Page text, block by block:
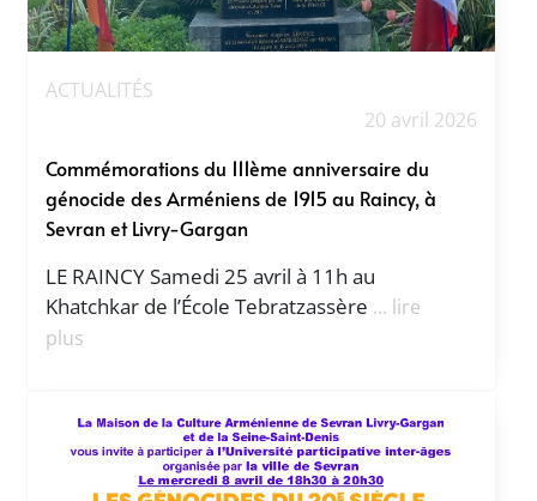
ACTUALITÉS
20 avril 2026
Commémorations du 111ème anniversaire du
génocide des Arméniens de 1915 au Raincy, à
Sevran et Livry-Gargan
LE RAINCY Samedi 25 avril à 11h au
Khatchkar de l’École Tebratzassère ... lire
plus